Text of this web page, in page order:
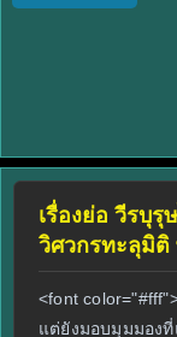
เรื่องย่อ วีรบุ
วิศวกรทะลุมิ
<font
แต่ยังมอบมุมมองที่